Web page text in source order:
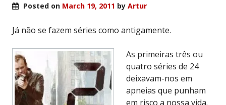
Posted on March 19, 2011 by Artur
Já não se fazem séries como antigamente.
As primeiras três ou
quatro séries de 24
deixavam-nos em
apneias que punham
em risco a nossa vida.